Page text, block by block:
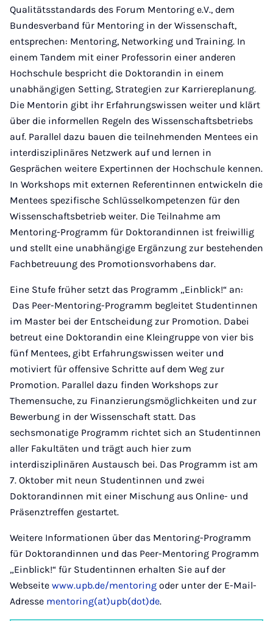
Qualitätsstandards des Forum Mentoring e.V., dem
Bundesverband für Mentoring in der Wissenschaft,
entsprechen: Mentoring, Networking und Training. In
einem Tandem mit einer Professorin einer anderen
Hochschule bespricht die Doktorandin in einem
unabhängigen Setting, Strategien zur Karriereplanung.
Die Mentorin gibt ihr Erfahrungswissen weiter und klärt
über die informellen Regeln des Wissenschaftsbetriebs
auf. Parallel dazu bauen die teilnehmenden Mentees ein
interdisziplinäres Netzwerk auf und lernen in
Gesprächen weitere Expertinnen der Hochschule kennen.
In Workshops mit externen Referentinnen entwickeln die
Mentees spezifische Schlüsselkompetenzen für den
Wissenschaftsbetrieb weiter. Die Teilnahme am
Mentoring-Programm für Doktorandinnen ist freiwillig
und stellt eine unabhängige Ergänzung zur bestehenden
Fachbetreuung des Promotionsvorhabens dar.
Eine Stufe früher setzt das Programm „Einblick!“ an:
Das Peer-Mentoring-Programm begleitet Studentinnen
im Master bei der Entscheidung zur Promotion. Dabei
betreut eine Doktorandin eine Kleingruppe von vier bis
fünf Mentees, gibt Erfahrungswissen weiter und
motiviert für offensive Schritte auf dem Weg zur
Promotion. Parallel dazu finden Workshops zur
Themensuche, zu Finanzierungsmöglichkeiten und zur
Bewerbung in der Wissenschaft statt. Das
sechsmonatige Programm richtet sich an Studentinnen
aller Fakultäten und trägt auch hier zum
interdisziplinären Austausch bei. Das Programm ist am
7. Oktober mit neun Studentinnen und zwei
Doktorandinnen mit einer Mischung aus Online- und
Präsenztreffen gestartet.
Weitere Informationen über das Mentoring-Programm
für Doktorandinnen und das Peer-Mentoring Programm
„Einblick!“ für Studentinnen erhalten Sie auf der
Webseite www.upb.de/mentoring oder unter der E-Mail-
Adresse mentoring(at)upb(dot)de.